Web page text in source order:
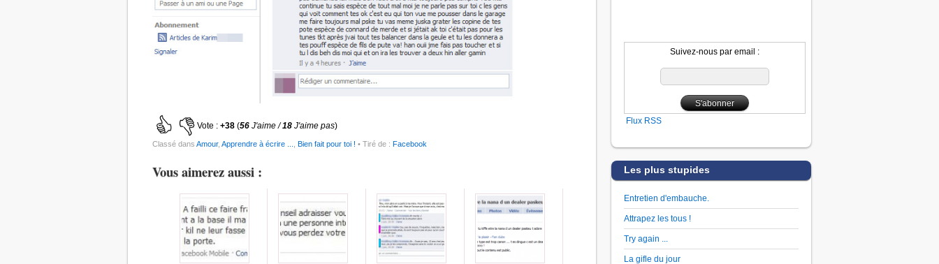
Vote : +38 (56 J'aime /18 J'aime pas)
Classé dans Amour, Apprendre à écrire ... Bien fait pour toi ! • Tiré de : Facebook
Vous aimerez aussi :
Suivez-nous par email :
Flux RSS
Les plus stupides
Entretien d'embauche.
Attrapez les tous !
Try again ...
La gifle du jour